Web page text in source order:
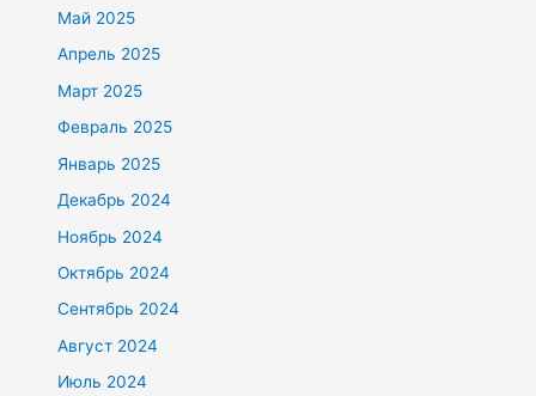
Май 2025
Апрель 2025
Март 2025
Февраль 2025
Январь 2025
Декабрь 2024
Ноябрь 2024
Октябрь 2024
Сентябрь 2024
Август 2024
Июль 2024